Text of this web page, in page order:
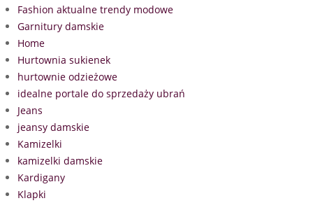
Fashion aktualne trendy modowe
Garnitury damskie
Home
Hurtownia sukienek
hurtownie odzieżowe
idealne portale do sprzedaży ubrań
Jeans
jeansy damskie
Kamizelki
kamizelki damskie
Kardigany
Klapki